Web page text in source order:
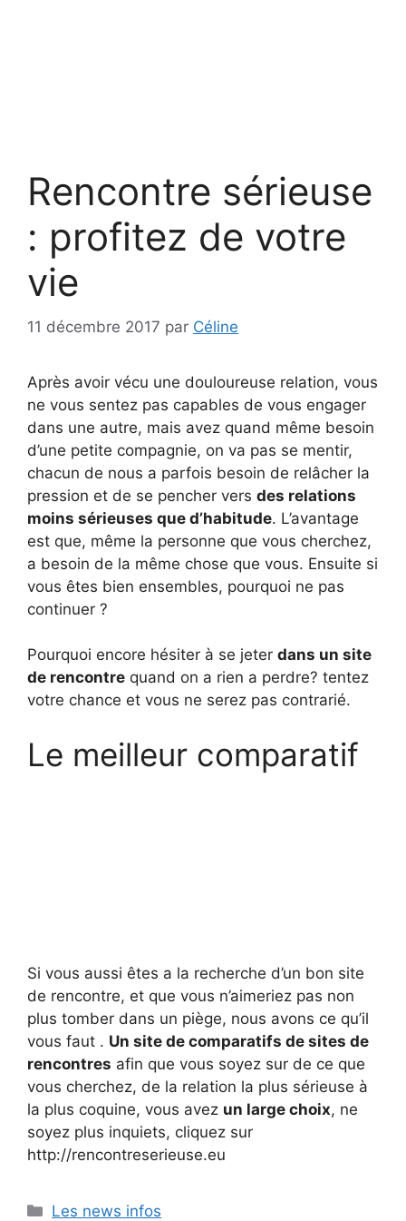
Rencontre sérieuse
: profitez de votre
vie
11 décembre 2017 par Céline
Après avoir vécu une douloureuse relation, vous
ne vous sentez pas capables de vous engager
dans une autre, mais avez quand même besoin
d’une petite compagnie, on va pas se mentir,
chacun de nous a parfois besoin de relâcher la
pression et de se pencher vers des relations
moins sérieuses que d’habitude. L’avantage
est que, même la personne que vous cherchez,
a besoin de la même chose que vous. Ensuite si
vous êtes bien ensembles, pourquoi ne pas
continuer ?
Pourquoi encore hésiter à se jeter dans un site
de rencontre quand on a rien a perdre? tentez
votre chance et vous ne serez pas contrarié.
Le meilleur comparatif
Si vous aussi êtes a la recherche d’un bon site
de rencontre, et que vous n’aimeriez pas non
plus tomber dans un piège, nous avons ce qu’il
vous faut . Un site de comparatifs de sites de
rencontres afin que vous soyez sur de ce que
vous cherchez, de la relation la plus sérieuse à
la plus coquine, vous avez un large choix, ne
soyez plus inquiets, cliquez sur
http://rencontreserieuse.eu
Catégories
Les news infos